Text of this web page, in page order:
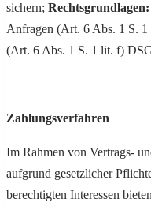
sichern; Rechtsgrundlagen:
Anfragen (Art. 6 Abs. 1 S.
(Art. 6 Abs. 1 S. 1 lit. f)
Zahlungsverfahren
Im Rahmen von Vertrags-
aufgrund gesetzlicher
berechtigten Interessen